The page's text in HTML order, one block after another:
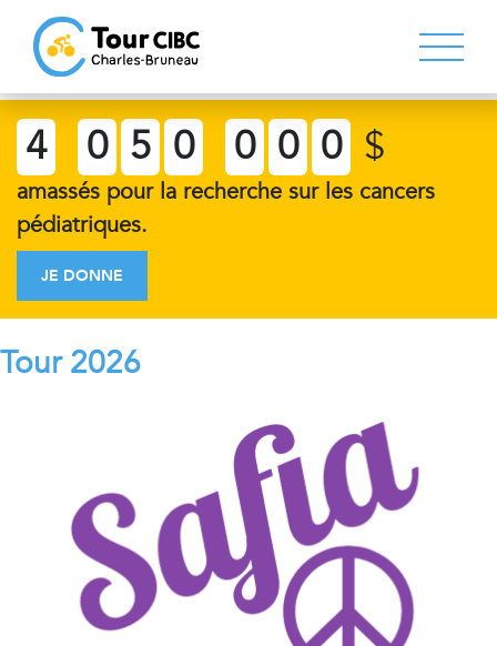
4 0 5 0 0 0 0 $
amassés pour la recherche sur les cancers
pédiatriques.
JE DONNE
Tour 2026